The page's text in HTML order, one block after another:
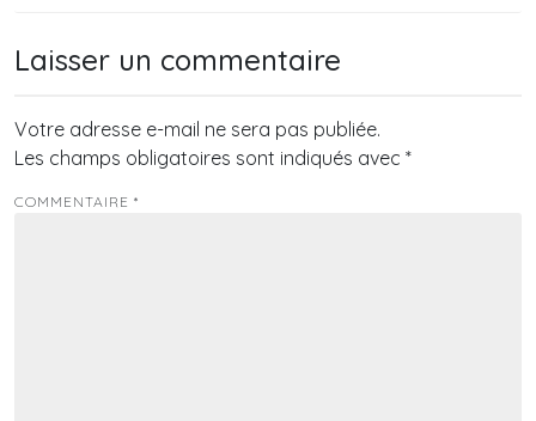
Laisser un commentaire
Votre adresse e-mail ne sera pas publiée.
Les champs obligatoires sont indiqués avec *
COMMENTAIRE *